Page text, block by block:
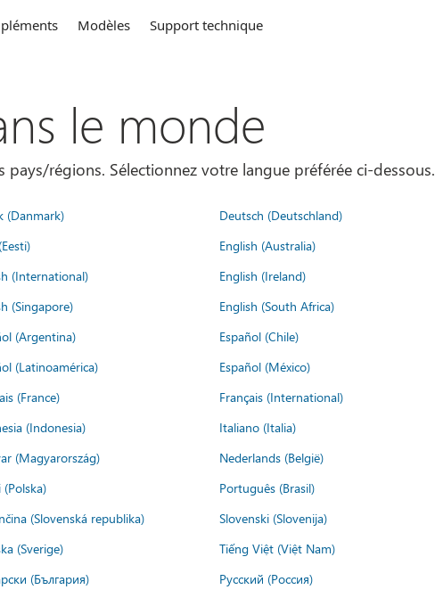
Modèles Support technique
le monde
régions. Sélectionnez votre langue préférée ci-dessous.
(Danmark) Deutsch (Deutschland)
English (Australia)
(International) English (Ireland)
(Singapore) English (South Africa)
(Argentina) Español (Chile)
(Latinoamérica) Español (México)
(France) Français (International)
(Indonesia) Italiano (Italia)
(Magyarország) Nederlands (België)
(Polska) Português (Brasil)
(Slovenská republika) Slovenski (Slovenija)
(Sverige) Tiếng Việt (Việt Nam)
(България) Русский (Россия)